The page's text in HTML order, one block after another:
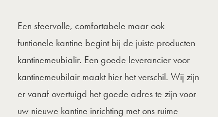
Een sfeervolle, comfortabele maar ook
funtionele kantine begint bij de juiste producten
kantinemeubialir. Een goede leverancier voor
kantinemeubilair maakt hier het verschil. Wij zijn
er vanaf overtuigd het goede adres te zijn voor
uw nieuwe kantine inrichting met ons ruime